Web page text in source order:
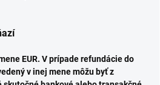
EUR. V prípade refundácie do
v inej mene môžu byť z